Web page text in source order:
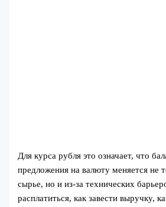
Для курса рубля это означает, что
предложения на валюту меняется не
сырье, но и из‑за технических
расплатиться, как завести выручку,